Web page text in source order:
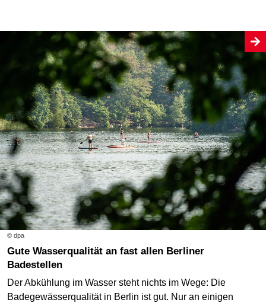
© dpa
Gute Wasserqualität an fast allen Berliner
Badestellen
Der Abkühlung im Wasser steht nichts im Wege: Die
Badegewässerqualität in Berlin ist gut. Nur an einigen